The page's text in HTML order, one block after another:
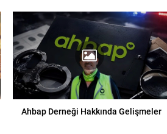
Ahbap Derneği Hakkında Gelişmeler